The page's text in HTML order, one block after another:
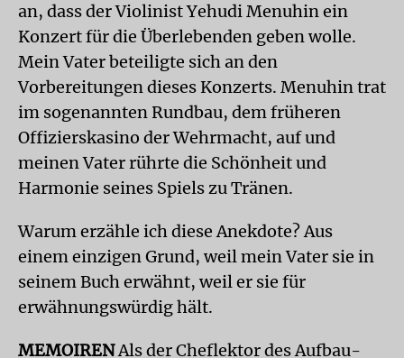
an, dass der Violinist Yehudi Menuhin ein
Konzert für die Überlebenden geben wolle.
Mein Vater beteiligte sich an den
Vorbereitungen dieses Konzerts. Menuhin trat
im sogenannten Rundbau, dem früheren
Offizierskasino der Wehrmacht, auf und
meinen Vater rührte die Schönheit und
Harmonie seines Spiels zu Tränen.
Warum erzähle ich diese Anekdote? Aus
einem einzigen Grund, weil mein Vater sie in
seinem Buch erwähnt, weil er sie für
erwähnungswürdig hält.
MEMOIRENAls der Cheflektor des Aufbau-